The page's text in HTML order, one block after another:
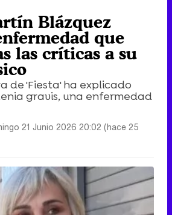
Blázquez
que
las críticas a su
de 'Fiesta' ha explicado
gravis, una enfermedad
21 Junio 2026 20:02 (hace 25